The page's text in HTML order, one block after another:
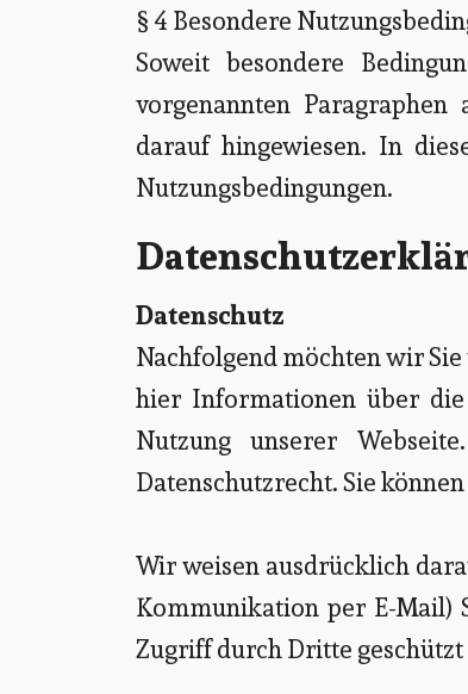
§ 4 Besondere
Soweit besondere
vorgenannten
darauf hingewiesen. In
Nutzungsbedingungen.
Datenschutz
Nachfolgend möchten wir
hier Informationen über
Nutzung unserer
Datenschutzrecht. Sie
Wir weisen ausdrücklich
Kommunikation per E-Mail)
Zugriff durch Dritte